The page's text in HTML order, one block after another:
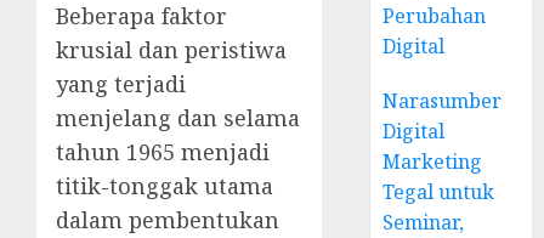
Beberapa faktor
krusial dan peristiwa
yang terjadi
menjelang dan selama
tahun 1965 menjadi
titik-tonggak utama
dalam pembentukan
Perubahan
Digital
Narasumber
Digital
Marketing
Tegal untuk
Seminar,